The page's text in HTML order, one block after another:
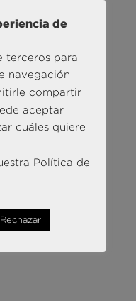
de
terceros para
navegación
compartir
aceptar
cuáles quiere
Política de
Rechazar